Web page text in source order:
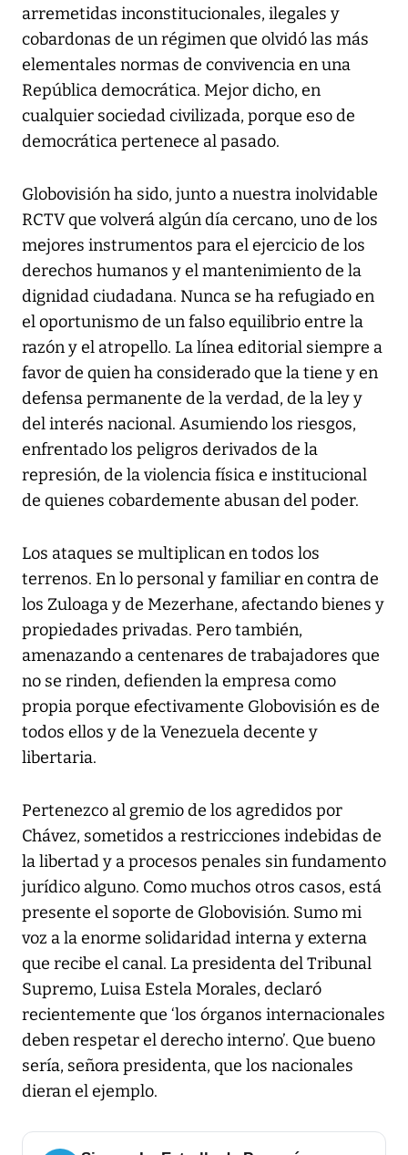
arremetidas inconstitucionales, ilegales y
cobardonas de un régimen que olvidó las más
elementales normas de convivencia en una
República democrática. Mejor dicho, en
cualquier sociedad civilizada, porque eso de
democrática pertenece al pasado.
Globovisión ha sido, junto a nuestra inolvidable
RCTV que volverá algún día cercano, uno de los
mejores instrumentos para el ejercicio de los
derechos humanos y el mantenimiento de la
dignidad ciudadana. Nunca se ha refugiado en
el oportunismo de un falso equilibrio entre la
razón y el atropello. La línea editorial siempre a
favor de quien ha considerado que la tiene y en
defensa permanente de la verdad, de la ley y
del interés nacional. Asumiendo los riesgos,
enfrentado los peligros derivados de la
represión, de la violencia física e institucional
de quienes cobardemente abusan del poder.
Los ataques se multiplican en todos los
terrenos. En lo personal y familiar en contra de
los Zuloaga y de Mezerhane, afectando bienes y
propiedades privadas. Pero también,
amenazando a centenares de trabajadores que
no se rinden, defienden la empresa como
propia porque efectivamente Globovisión es de
todos ellos y de la Venezuela decente y
libertaria.
Pertenezco al gremio de los agredidos por
Chávez, sometidos a restricciones indebidas de
la libertad y a procesos penales sin fundamento
jurídico alguno. Como muchos otros casos, está
presente el soporte de Globovisión. Sumo mi
voz a la enorme solidaridad interna y externa
que recibe el canal. La presidenta del Tribunal
Supremo, Luisa Estela Morales, declaró
recientemente que ‘los órganos internacionales
deben respetar el derecho interno’. Que bueno
sería, señora presidenta, que los nacionales
dieran el ejemplo.